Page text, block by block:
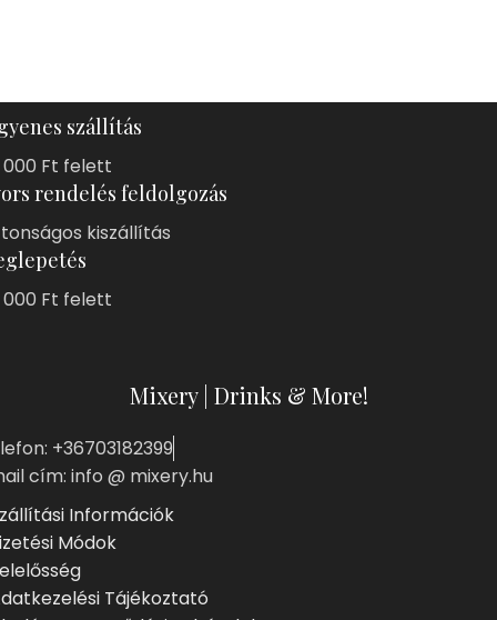
szállítás
000 Ft felett
rendelés feldolgozás
kiszállítás
000 Ft felett
Mixery | Drinks & More!
+36703182399
cím: info @ mixery.hu
Információk
Módok
Tájékoztató